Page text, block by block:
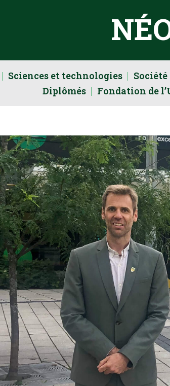
Sciences et technologies
Diplômés
Fondation de